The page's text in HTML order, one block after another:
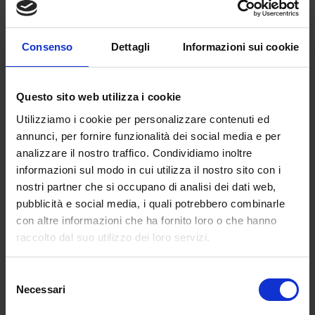
Consenso Dettagli Informazioni sui cookie
Questo sito web utilizza i cookie
Utilizziamo i cookie per personalizzare contenuti ed
annunci, per fornire funzionalità dei social media e per
analizzare il nostro traffico. Condividiamo inoltre
informazioni sul modo in cui utilizza il nostro sito con i
nostri partner che si occupano di analisi dei dati web,
pubblicità e social media, i quali potrebbero combinarle
con altre informazioni che ha fornito loro o che hanno
raccolto dal suo utilizzo dei loro servizi.
delNecessari
i mali atavici della nostra scuola, a cominciare
pesantissimi hanno aumentato in maniera
generando un peggioramento della qualità
scolastica siamo molto indietro: le classi sono
da tempo spesso inadatte a ospitare
adeguatamente i ragazzi, figuriamoci ora in
una situazione di emergenza sanitaria (…)
rischiamo di ritrovarci con un’intera
generazione deprivata sia rispetto ai processi
di inclusione sia rispetto al livello degli
precariato… “Non c’è dubbio: questa fabbrica
di precarietà va chiusa. Vanno quindi cambiati i